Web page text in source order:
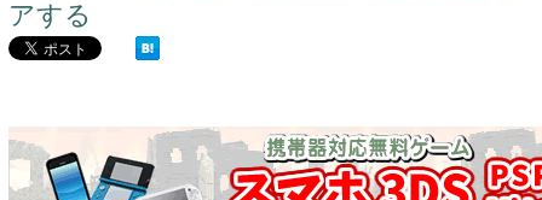
アする